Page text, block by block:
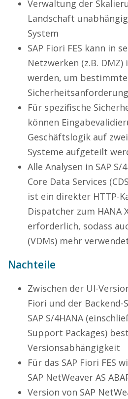
Verwaltung der
Landschaft
System
SAP Fiori FES kann in
Netzwerken (z.B.
werden, um bestimmte
Für spezifische
können
Geschäftslogik auf
Systeme aufgeteilt
Alle Analysen in SAP
Core Data Services
ist ein direkter HTTP-
Dispatcher zum HANA
erforderlich, sodass
(VDMs) mehr
Nachteile
Zwischen der UI-
Fiori und der Backend-
SAP S/4HANA
Support Packages)
Versionsabhängigkeit
Für das SAP Fiori FES
SAP NetWeaver AS
Version von SAP